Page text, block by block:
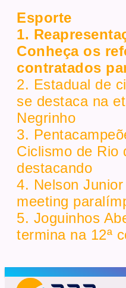
Esporte
1.
Conheça os
contratados
2. Estadual de
se destaca na
Negrinho
3.
Ciclismo de Rio
destacando
4. Nelson
meeting
5. Joguinhos
termina na 12ª